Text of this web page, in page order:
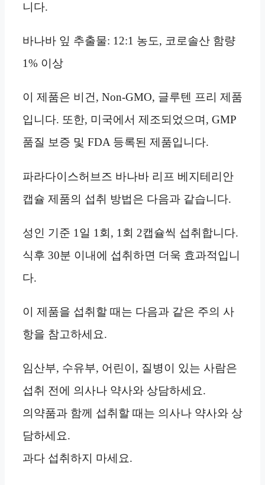
니다.
바나바 잎 추출물: 12:1 농도, 코로솔산 함량
1% 이상
이 제품은 비건, Non-GMO, 글루텐 프리 제품
입니다. 또한, 미국에서 제조되었으며, GMP
품질 보증 및 FDA 등록된 제품입니다.
파라다이스허브즈 바나바 리프 베지테리안
캡슐 제품의 섭취 방법은 다음과 같습니다.
성인 기준 1일 1회, 1회 2캡슐씩 섭취합니다.
식후 30분 이내에 섭취하면 더욱 효과적입니
다.
이 제품을 섭취할 때는 다음과 같은 주의 사
항을 참고하세요.
임산부, 수유부, 어린이, 질병이 있는 사람은
섭취 전에 의사나 약사와 상담하세요.
의약품과 함께 섭취할 때는 의사나 약사와 상
담하세요.
과다 섭취하지 마세요.